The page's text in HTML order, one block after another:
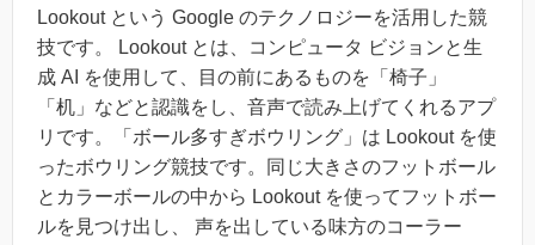
Lookout という Google のテクノロジーを活用した競
技です。 Lookout とは、コンピュータ ビジョンと生
成 AI を使用して、目の前にあるものを「椅子」
「机」などと認識をし、音声で読み上げてくれるアプ
リです。「ボール多すぎボウリング」は Lookout を使
ったボウリング競技です。同じ大きさのフットボール
とカラーボールの中から Lookout を使ってフットボー
ルを見つけ出し、 声を出している味方のコーラー